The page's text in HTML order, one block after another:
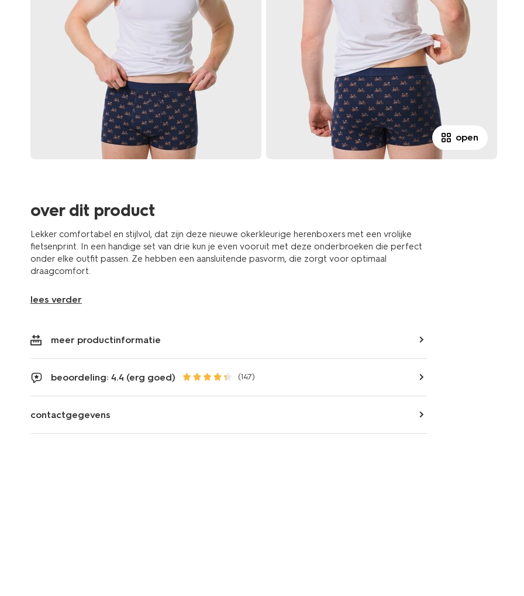
open
over dit product
Lekker comfortabel en stijlvol, dat zijn deze nieuwe okerkleurige herenboxers met een vrolijke
fietsenprint. In een handige set van drie kun je even vooruit met deze onderbroeken die perfect
onder elke outfit passen. Ze hebben een aansluitende pasvorm, die zorgt voor optimaal
draagcomfort.
lees verder
meer productinformatie
beoordeling: 4.4 (erg goed) (147)
contactgegevens